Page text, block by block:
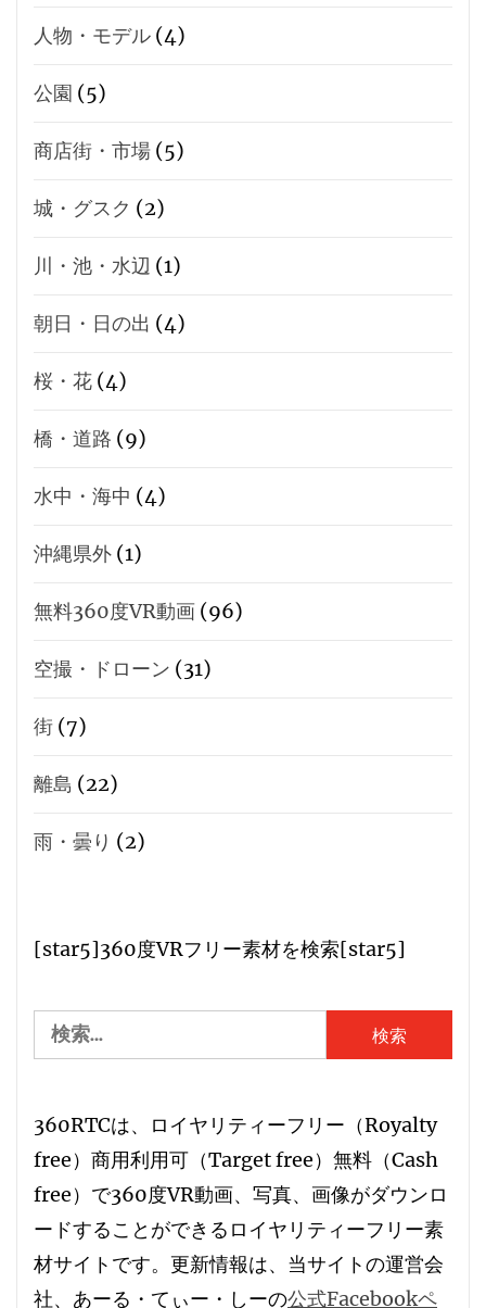
人物・モデル (4)
公園 (5)
商店街・市場 (5)
城・グスク (2)
川・池・水辺 (1)
朝日・日の出 (4)
桜・花 (4)
橋・道路 (9)
水中・海中 (4)
沖縄県外 (1)
無料360度VR動画 (96)
空撮・ドローン (31)
街 (7)
離島 (22)
雨・曇り (2)
[star5]360度VRフリー素材を検索[star5]
検
索:
360RTCは、 ロイヤリティーフリー （Royalty
free） 商用利用可 （Target free） 無料 （Cash
free）で360度VR動画、写真、画像がダウンロ
ードすることができる ロイヤリティーフリー素
材サイト です。更新情報は、当サイトの運営会
社、あーる・てぃー・しーの公式Facebookペ